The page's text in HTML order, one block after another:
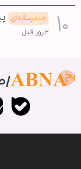
چندرسانه‌ای
۲ روز قبل